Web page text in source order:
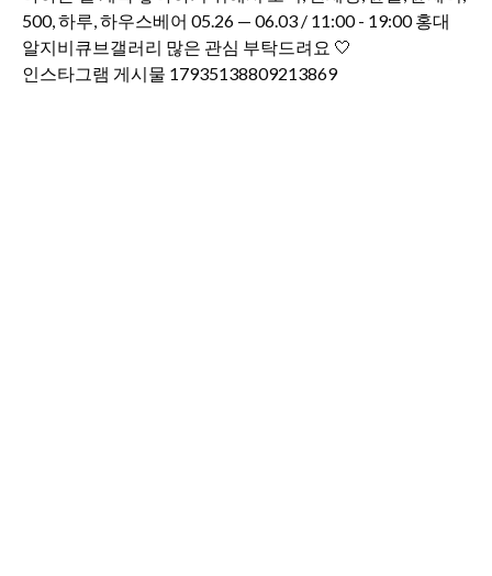
인스타그램 게시물 17935138809213869